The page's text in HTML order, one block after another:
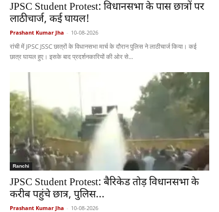
JPSC Student Protest: विधानसभा के पास छात्रों पर
लाठीचार्ज, कई घायल!
Prashant Kumar Jha - 10-08-2026
रांची में JPSC JSSC छात्रों के विधानसभा मार्च के दौरान पुलिस ने लाठीचार्ज किया। कई
छात्र घायल हुए। इसके बाद प्रदर्शनकारियों की ओर से...
Ranchi
JPSC Student Protest: बैरिकेड तोड़ विधानसभा के
करीब पहुंचे छात्र, पुलिस...
Prashant Kumar Jha - 10-08-2026